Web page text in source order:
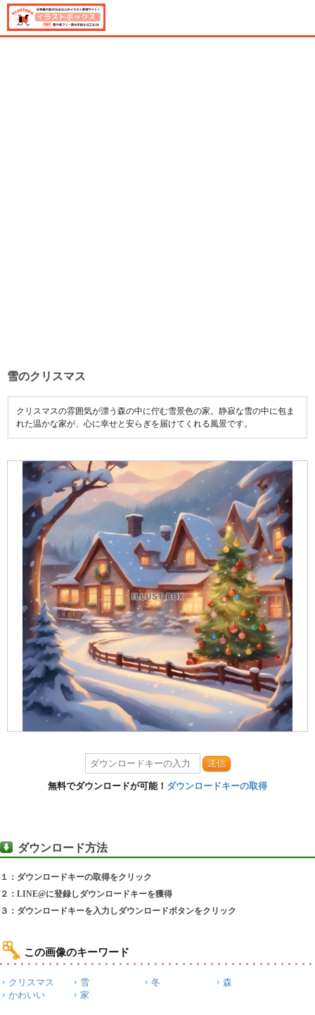
雪のクリスマス
クリスマスの雰囲気が漂う森の中に佇む雪景色の家。静寂な雪の中に包ま
れた温かな家が、心に幸せと安らぎを届けてくれる風景です。
送信
無料でダウンロードが可能！ ダウンロードキーの取得
ダウンロード方法
１：ダウンロードキーの取得をクリック
２：LINE@に登録しダウンロードキーを獲得
３：ダウンロードキーを入力しダウンロードボタンをクリック
この画像のキーワード
クリスマス 雪 冬
森
かわいい
家